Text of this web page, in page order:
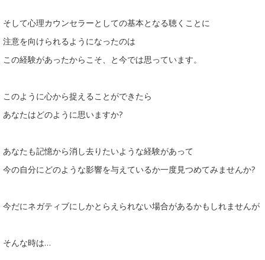
そして心理カウンセラーとしての基本となる聴くことに
注意を向けられるようになったのは
この経験があったからこそ、と今では思っています。
このように心から捉えることができたら
あなたはどのように思いますか?
あなたも記憶から消し去りたいような経験があって
今の自分にどのような影響を与えているか一度見つめてみませんか?
今だにネガティブにしかとらえられない場合があるかもしれませんが
そんな時は…